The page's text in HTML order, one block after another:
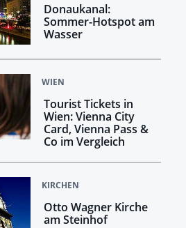
Donaukanal:
Sommer-Hotspot am
Wasser
WIEN
Tourist Tickets in
Wien: Vienna City
Card, Vienna Pass &
Co im Vergleich
KIRCHEN
Otto Wagner Kirche
am Steinhof